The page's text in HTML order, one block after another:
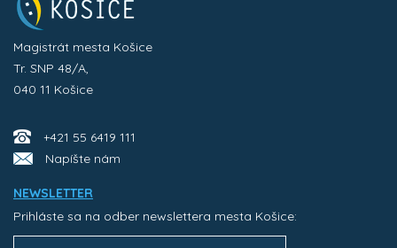
Magistrát mesta Košice
Tr. SNP 48/A,
040 11 Košice
+421 55 6419 111
Napíšte nám
NEWSLETTER
Prihláste sa na odber newslettera mesta Košice: